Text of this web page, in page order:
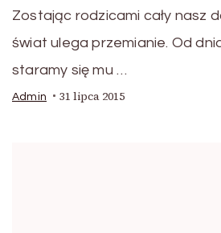
Zostając rodzicami cały nasz
świat ulega przemianie. Od
staramy się mu …
Admin 31 lipca 2015